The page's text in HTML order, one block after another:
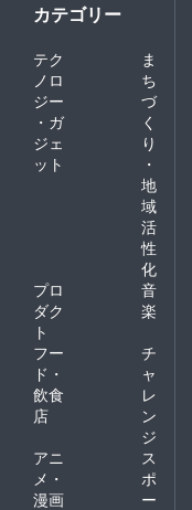
カテゴリー
テク
ノロ
ジー
・ガ
ジェ
ット
ま
ち
づ
く
り
・
地
域
活
性
化
プロ
ダク
ト
音
楽
フー
ド・
飲食
店
チ
ャ
レ
ン
ジ
アニ
メ・
漫画
ス
ポ
ー